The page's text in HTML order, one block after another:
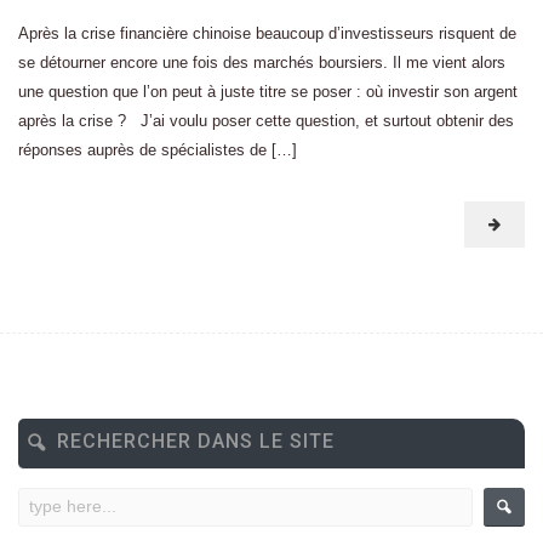
Après la crise financière chinoise beaucoup d’investisseurs risquent de
se détourner encore une fois des marchés boursiers. Il me vient alors
une question que l’on peut à juste titre se poser : où investir son argent
après la crise ? J’ai voulu poser cette question, et surtout obtenir des
réponses auprès de spécialistes de […]
RECHERCHER DANS LE SITE